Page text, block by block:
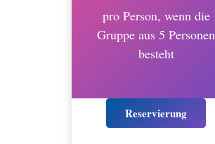
pro Person, wenn die
Gruppe aus 5 Personen
besteht
Reservierung